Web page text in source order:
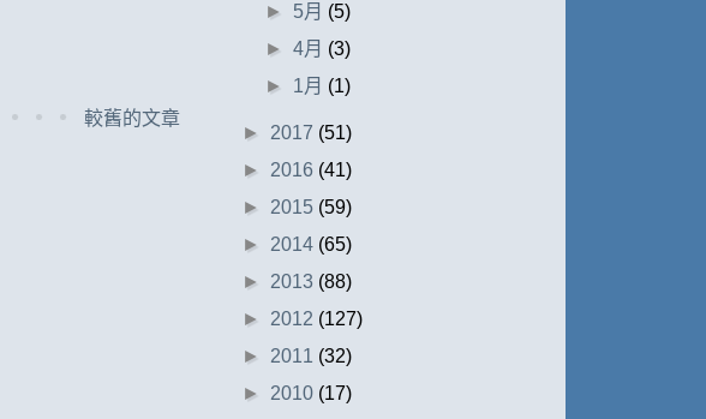
較舊的文章
► 5月 (5)
►4月 (3)
► 1月 (1)
► 2017 (51)
► 2016 (41)
► 2015 (59)
► 2014 (65)
► 2013 (88)
► 2012 (127)
► 2011 (32)
► 2010 (17)